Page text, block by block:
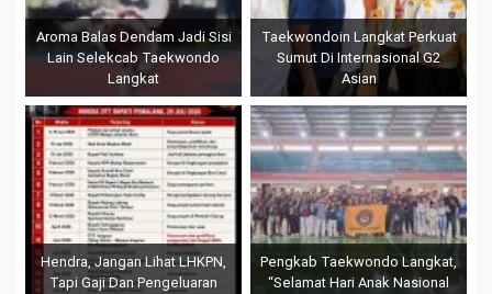
Aroma Balas Dendam Jadi Sisi
Lain Selekcab Taekwondo
Langkat
Taekwondoin Langkat Perkuat
Sumut Di Internasional G2
Asian
Hendra, Jangan Lihat LHKPN,
Tapi Gaji Dan Pengeluaran
Pengkab Taekwondo Langkat,
“Selamat Hari Anak Nasional